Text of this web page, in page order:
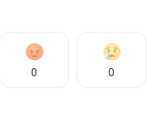
0 0